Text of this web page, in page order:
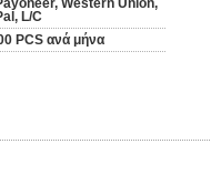
Western Union,
L/C
PCS ανά μήνα